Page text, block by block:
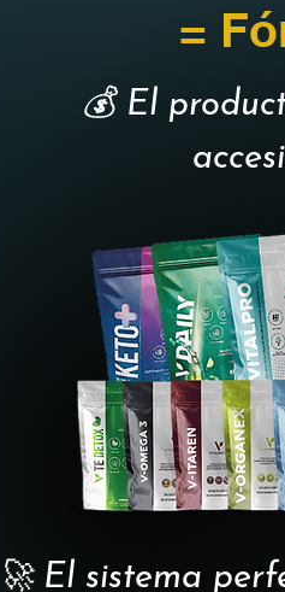
=
💰 El
🚀 El sistema